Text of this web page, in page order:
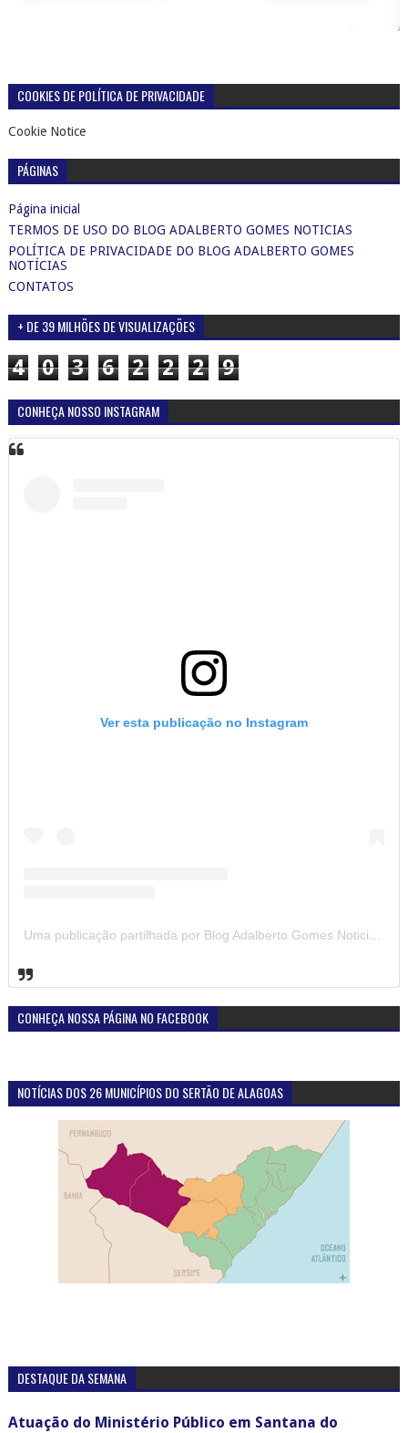
COOKIES DE POLÍTICA DE PRIVACIDADE
Cookie Notice
PÁGINAS
Página inicial
TERMOS DE USO DO BLOG ADALBERTO GOMES NOTICIAS
POLÍTICA DE PRIVACIDADE DO BLOG ADALBERTO GOMES
NOTÍCIAS
CONTATOS
+ DE 39 MILHÕES DE VISUALIZAÇÕES
4 0 3 6 2 2 2 9
CONHEÇA NOSSO INSTAGRAM
Ver esta publicação no Instagram
Uma publicação partilhada por Blog Adalberto Gomes Noticias (@blogadalbertogomesnoticiass)
CONHEÇA NOSSA PÁGINA NO FACEBOOK
NOTÍCIAS DOS 26 MUNICÍPIOS DO SERTÃO DE ALAGOAS
DESTAQUE DA SEMANA
Atuação do Ministério Público em Santana do